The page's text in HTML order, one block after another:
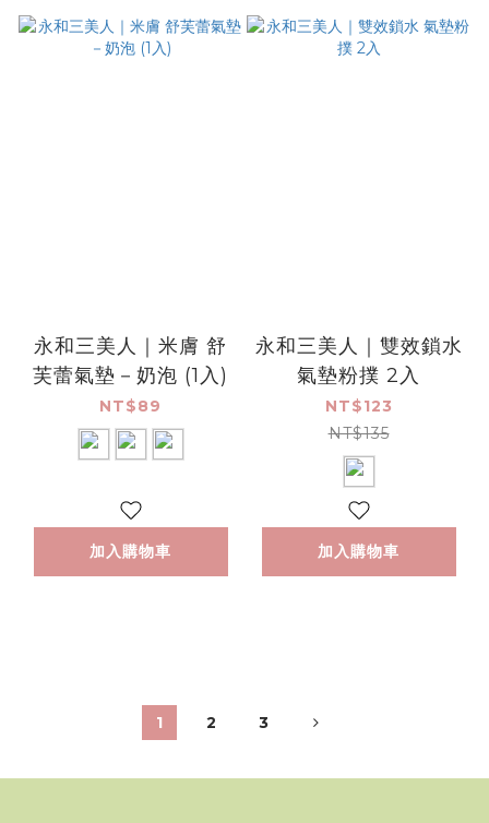
永和三美人｜米膚 舒
芙蕾氣墊－奶泡 (1入)
NT$89
加入購物車
永和三美人｜雙效鎖水
氣墊粉撲 2入
NT$123
NT$135
加入購物車
1 2 3